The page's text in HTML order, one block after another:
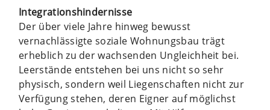
Integrationshindernisse
Der über viele Jahre hinweg bewusst
vernachlässigte soziale Wohnungsbau trägt
erheblich zu der wachsenden Ungleichheit bei.
Leerstände entstehen bei uns nicht so sehr
physisch, sondern weil Liegenschaften nicht zur
Verfügung stehen, deren Eigner auf möglichst